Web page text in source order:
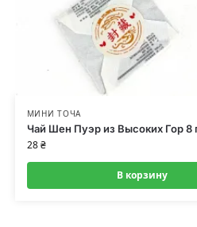
МИНИ ТОЧА
Чай Шен Пуэр из Высоких Гор 8
28₴
В корзину